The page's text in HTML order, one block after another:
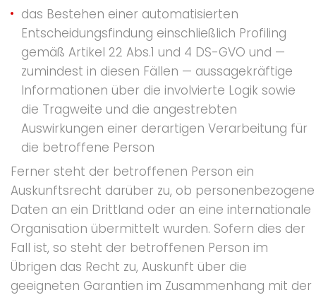
das Bestehen einer automatisierten
Entscheidungsfindung einschließlich Profiling
gemäß Artikel 22 Abs.1 und 4 DS-GVO und —
zumindest in diesen Fällen — aussagekräftige
Informationen über die involvierte Logik sowie
die Tragweite und die angestrebten
Auswirkungen einer derartigen Verarbeitung für
die betroffene Person
Ferner steht der betroffenen Person ein
Auskunftsrecht darüber zu, ob personenbezogene
Daten an ein Drittland oder an eine internationale
Organisation übermittelt wurden. Sofern dies der
Fall ist, so steht der betroffenen Person im
Übrigen das Recht zu, Auskunft über die
geeigneten Garantien im Zusammenhang mit der